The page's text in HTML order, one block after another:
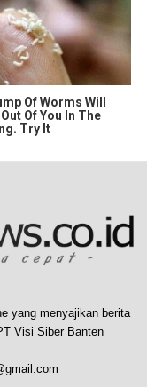
Of Worms Will
Of You In The
Try It
yang menyajikan berita
Visi Siber Banten